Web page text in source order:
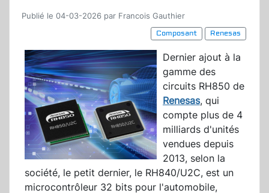
Publié le 04-03-2026 par Francois Gauthier
Composant
Renesas
Dernier ajout à la
gamme des
circuits RH850 de
Renesas, qui
compte plus de 4
milliards d'unités
vendues depuis
2013, selon la
société, le petit dernier, le RH840/U2C, est un
microcontrôleur 32 bits pour l'automobile,